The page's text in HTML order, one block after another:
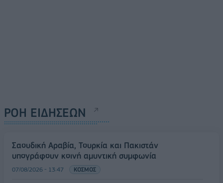
ΡΟΗ ΕΙΔΗΣΕΩΝ
Σαουδική Αραβία, Τουρκία και Πακιστάν
υπογράφουν κοινή αμυντική συμφωνία
07/08/2026 - 13:47 ΚΟΣΜΟΣ